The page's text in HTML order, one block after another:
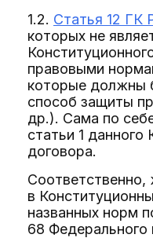
1.2. Статья 12 ГК
которых не
правовыми
которые должны
способ защиты
др.). Сама по
статьи 1
договора.
в
названных норм
68 Федерального